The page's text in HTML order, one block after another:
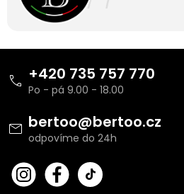
bertoo@bertoo.cz
+420 735 757 770
bert
oo_
Fac
ebo